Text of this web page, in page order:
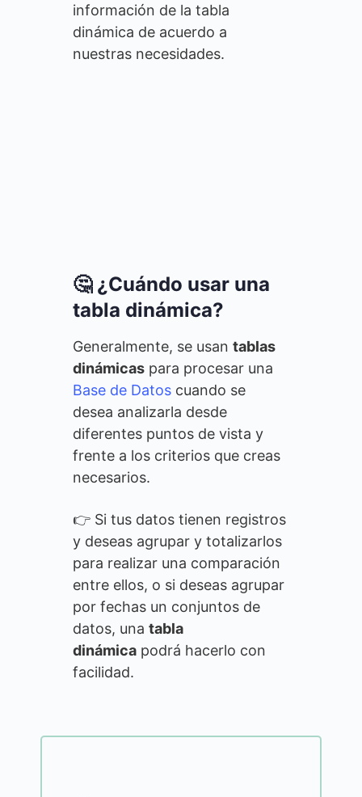
información de la tabla
dinámica de acuerdo a
nuestras necesidades.
🤔 ¿Cuándo usar una
tabla dinámica?
Generalmente, se usan tablas
dinámicas para procesar una
Base de Datos cuando se
desea analizarla desde
diferentes puntos de vista y
frente a los criterios que creas
necesarios.
👉 Si tus datos tienen registros
y deseas agrupar y totalizarlos
para realizar una comparación
entre ellos, o si deseas agrupar
por fechas un conjuntos de
datos, una tabla
dinámica podrá hacerlo con
facilidad.